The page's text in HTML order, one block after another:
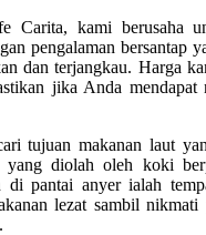
Carita, kami berusaha
pengalaman bersantap
dan terjangkau. Harga
jika Anda
tujuan makanan laut
yang diolah oleh koki
di pantai anyer ialah
lezat sambil nikmati